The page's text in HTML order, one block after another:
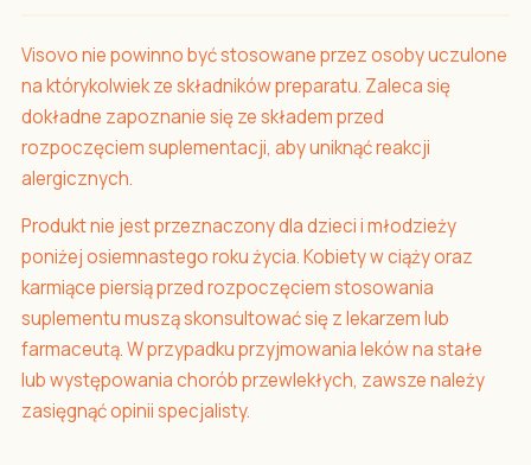
Visovo nie powinno być stosowane przez osoby uczulone
na którykolwiek ze składników preparatu. Zaleca się
dokładne zapoznanie się ze składem przed
rozpoczęciem suplementacji, aby uniknąć reakcji
alergicznych.
Produkt nie jest przeznaczony dla dzieci i młodzieży
poniżej osiemnastego roku życia. Kobiety w ciąży oraz
karmiące piersią przed rozpoczęciem stosowania
suplementu muszą skonsultować się z lekarzem lub
farmaceutą. W przypadku przyjmowania leków na stałe
lub występowania chorób przewlekłych, zawsze należy
zasięgnąć opinii specjalisty.